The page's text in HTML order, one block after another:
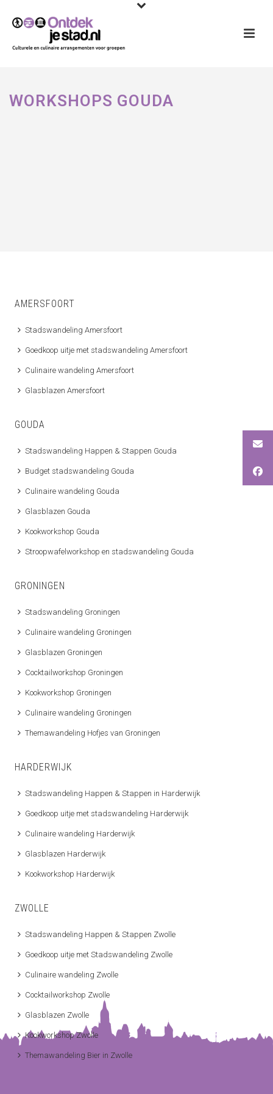
WORKSHOPS GOUDA
AMERSFOORT
Stadswandeling Amersfoort
Goedkoop uitje met stadswandeling Amersfoort
Culinaire wandeling Amersfoort
Glasblazen Amersfoort
GOUDA
Stadswandeling Happen & Stappen Gouda
Budget stadswandeling Gouda
Culinaire wandeling Gouda
Glasblazen Gouda
Kookworkshop Gouda
Stroopwafelworkshop en stadswandeling Gouda
GRONINGEN
Stadswandeling Groningen
Culinaire wandeling Groningen
Glasblazen Groningen
Cocktailworkshop Groningen
Kookworkshop Groningen
Culinaire wandeling Groningen
Themawandeling Hofjes van Groningen
HARDERWIJK
Stadswandeling Happen & Stappen in Harderwijk
Goedkoop uitje met stadswandeling Harderwijk
Culinaire wandeling Harderwijk
Glasblazen Harderwijk
Kookworkshop Harderwijk
ZWOLLE
Stadswandeling Happen & Stappen Zwolle
Goedkoop uitje met Stadswandeling Zwolle
Culinaire wandeling Zwolle
Cocktailworkshop Zwolle
Glasblazen Zwolle
Kookworkshop Zwolle
Themawandeling Bier in Zwolle